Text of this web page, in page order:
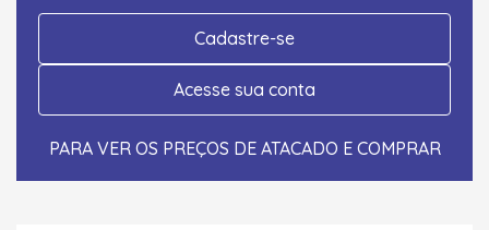
Cadastre-se
Acesse sua conta
PARA VER OS PREÇOS DE ATACADO E COMPRAR